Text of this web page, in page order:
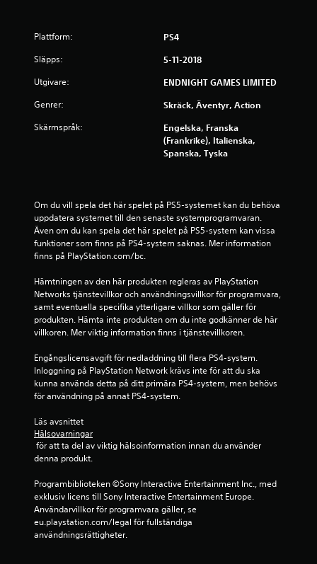
r
e
m
b
a
s
e
a
7
Plattform: PS4
Släpps: 5-11-2018
Utgivare: ENDNIGHT GAMES LIMITED
Genrer: Skräck, Äventyr, Action
Skärmspråk:
Engelska, Franska
(Frankrike), Italienska,
Spanska, Tyska
Om du vill spela det här spelet på PS5-systemet kan du behöva
uppdatera systemet till den senaste systemprogramvaran.
Även om du kan spela det här spelet på PS5-system kan vissa
funktioner som finns på PS4-system saknas. Mer information
finns på PlayStation.com/bc.
Hämtningen av den här produkten regleras av PlayStation
Networks tjänstevillkor och användningsvillkor för programvara,
samt eventuella specifika ytterligare villkor som gäller för
produkten. Hämta inte produkten om du inte godkänner de här
villkoren. Mer viktig information finns i tjänstevillkoren.
Engångslicensavgift för nedladdning till flera PS4-system.
Inloggning på PlayStation Network krävs inte för att du ska
kunna använda detta på ditt primära PS4-system, men behövs
för användning på annat PS4-system.
Läs avsnittet
Hälsovarningar
denna produkt.
Programbiblioteken ©Sony Interactive Entertainment Inc., med
exklusiv licens till Sony Interactive Entertainment Europe.
Användarvillkor för programvara gäller, se
eu.playstation.com/legal för fullständiga
användningsrättigheter.